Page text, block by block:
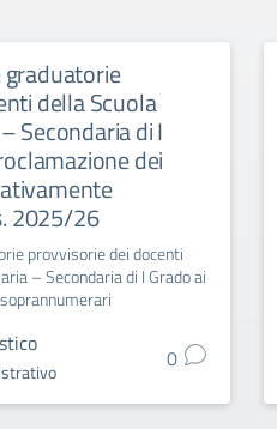
della Scuola
Secondaria di I
dei
2025/26
provvisorie dei docenti
– Secondaria di I Grado ai
0